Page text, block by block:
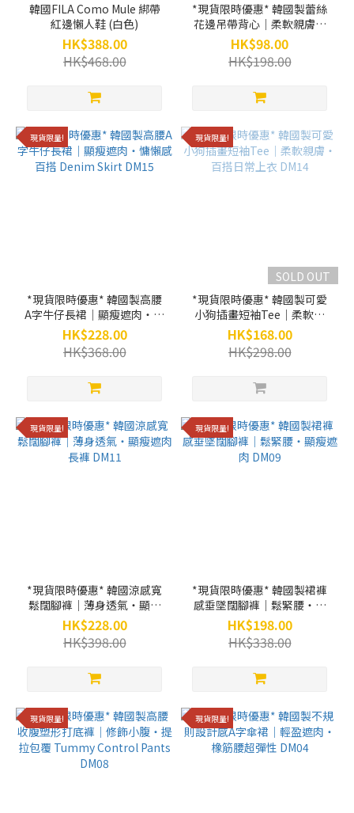
韓國FILA Como Mule 綁帶
紅邊懶人鞋 (白色)
HK$388.00
HK$468.00
*現貨限時優惠* 韓國製蕾絲
花邊吊帶背心｜柔軟親膚・
百搭內搭 Cami Top DM18
HK$98.00
HK$198.00
現貨限量!
*現貨限時優惠* 韓國製高腰
A字牛仔長裙｜顯瘦遮肉・慵
懶感百搭 Denim Skirt DM15
HK$228.00
HK$368.00
現貨限量!
SOLD OUT
*現貨限時優惠* 韓國製可愛
小狗插畫短袖Tee｜柔軟親
膚・百搭日常上衣 DM14
HK$168.00
HK$298.00
現貨限量!
*現貨限時優惠* 韓國涼感寬
鬆闊腳褲｜薄身透氣・顯瘦
遮肉長褲 DM11
HK$228.00
HK$398.00
現貨限量!
*現貨限時優惠* 韓國製裙褲
感垂墜闊腳褲｜鬆緊腰・顯
瘦遮肉 DM09
HK$198.00
HK$338.00
現貨限量! 現貨限量!